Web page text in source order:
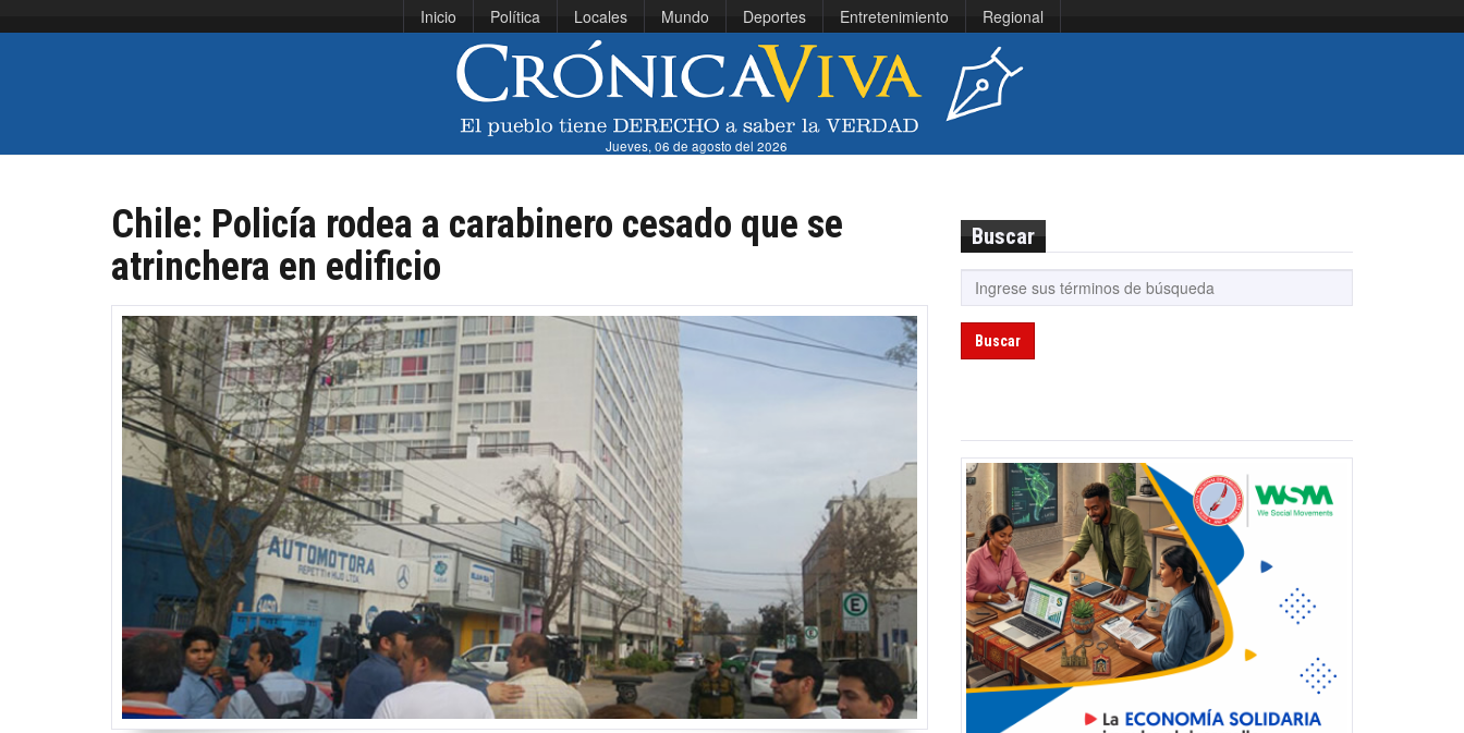
Inicio Política Locales Mundo Deportes Entretenimiento Regional
Jueves, 06 de agosto del 2026
Chile: Policía rodea a carabinero cesado que se
atrinchera en edificio
Buscar
Buscar